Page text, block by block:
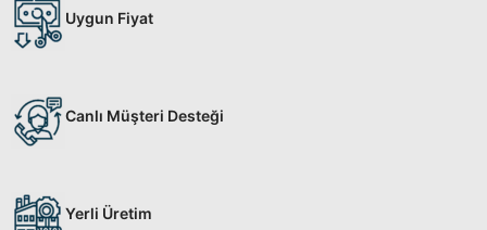
Uygun Fiyat
Canlı Müşteri Desteği
Yerli Üretim